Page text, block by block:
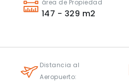
área de Propiedad
147 - 329 m2
Distancia al
Aeropuerto: